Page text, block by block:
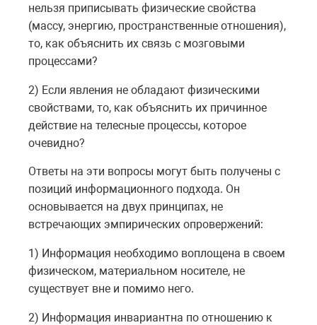
нельзя приписывать физические свойства
(массу, энергию, пространственные отношения),
то, как объяснить их связь с мозговыми
процессами?
2) Если явления не обладают физическими
свойствами, то, как объяснить их причинное
действие на телесные процессы, которое
очевидно?
Ответы на эти вопросы могут быть получены с
позиций информационного подхода. Он
основывается на двух принципах, не
встречающих эмпирических опровержений:
1) Информация необходимо воплощена в своем
физическом, материальном носителе, не
существует вне и помимо него.
2) Информация инвариантна по отношению к